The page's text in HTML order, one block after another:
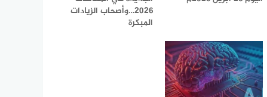
2026…وأصحاب الزيادات
المبكرة